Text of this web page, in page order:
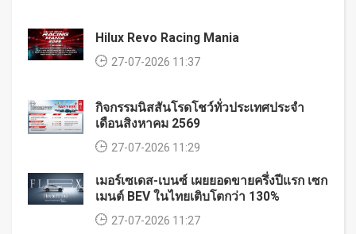
Hilux Revo Racing Mania
27-07-2026 11:37
กิจกรรมนิสสันโรดโชว์ทั่วประเทศประจำ
เดือนสิงหาคม 2569
27-07-2026 11:29
เมอร์เซเดส-เบนซ์ เผยยอดขายครึ่งปีแรก เซก
เมนต์ BEV ในไทยเติบโตกว่า 130%
27-07-2026 11:27